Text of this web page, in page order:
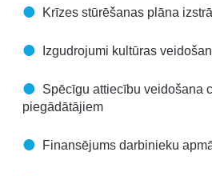
Krīzes stūrēšanas plāna
Izgudrojumi kultūras
Spēcīgu attiecību veidošana
piegādātājiem
Finansējums darbinieku